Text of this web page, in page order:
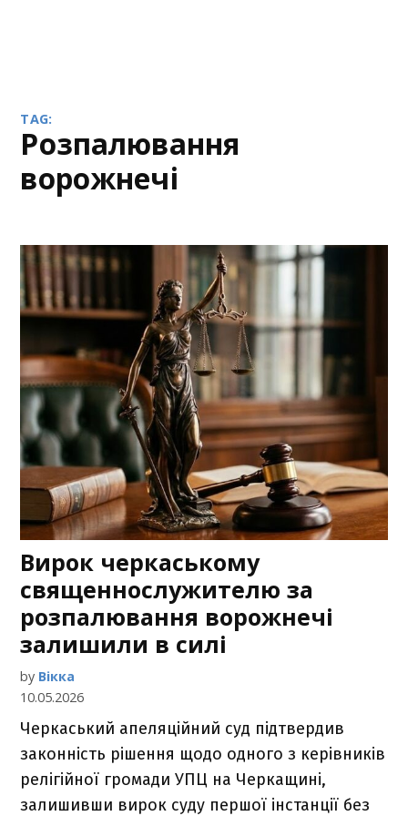
TAG:
розпалювання
ворожнечі
Вирок черкаському
священнослужителю за
розпалювання ворожнечі
залишили в силі
by Вікка
10.05.2026
Черкаський апеляційний суд підтвердив
законність рішення щодо одного з керівників
релігійної громади УПЦ на Черкащині,
залишивши вирок суду першої інстанції без